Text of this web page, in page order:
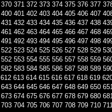
370 371 372 373 374 375 376 377
400 401 402 403 404 405 406 407
431 432 433 434 435 436 437 438
461 462 463 464 465 466 467 468
491 492 493 494 495 496 497 498
522 523 524 525 526 527 528 529
552 553 554 555 556 557 558 559
582 583 584 585 586 587 588 589
612 613 614 615 616 617 618 619
643 644 645 646 647 648 649 650
673 674 675 676 677 678 679 680
703 704 705 706 707 708 709 710